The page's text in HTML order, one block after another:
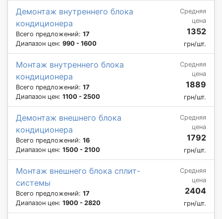
Демонтаж внутреннего блока
кондиционера
Всего предложений: 17
Диапазон цен: 990 - 1600
Средняя
цена
1352
грн/шт.
Монтаж внутреннего блока
кондиционера
Всего предложений: 17
Диапазон цен: 1100 - 2500
Средняя
цена
1889
грн/шт.
Демонтаж внешнего блока
кондиционера
Всего предложений: 16
Диапазон цен: 1500 - 2100
Средняя
цена
1792
грн/шт.
Монтаж внешнего блока сплит-
системы
Всего предложений: 17
Диапазон цен: 1900 - 2820
Средняя
цена
2404
грн/шт.